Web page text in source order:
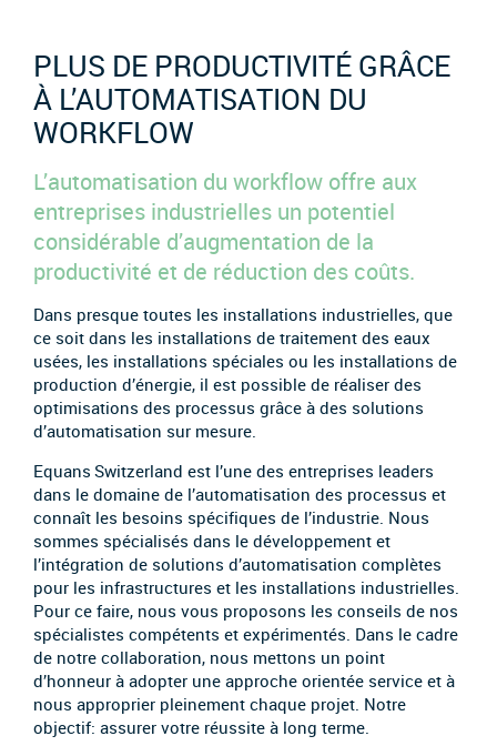
PLUS DE PRODUCTIVITÉ GRÂCE
À L’AUTOMATISATION DU
WORKFLOW
L’automatisation du workflow offre aux
entreprises industrielles un potentiel
considérable d’augmentation de la
productivité et de réduction des coûts.
Dans presque toutes les installations industrielles, que
ce soit dans les installations de traitement des eaux
usées, les installations spéciales ou les installations de
production d’énergie, il est possible de réaliser des
optimisations des processus grâce à des solutions
d’automatisation sur mesure.
Equans Switzerland est l’une des entreprises leaders
dans le domaine de l’automatisation des processus et
connaît les besoins spécifiques de l’industrie. Nous
sommes spécialisés dans le développement et
l’intégration de solutions d’automatisation complètes
pour les infrastructures et les installations industrielles.
Pour ce faire, nous vous proposons les conseils de nos
spécialistes compétents et expérimentés. Dans le cadre
de notre collaboration, nous mettons un point
d’honneur à adopter une approche orientée service et à
nous approprier pleinement chaque projet. Notre
objectif: assurer votre réussite à long terme.